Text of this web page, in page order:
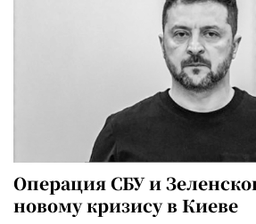
Операция СБУ и
новому кризису в Киеве